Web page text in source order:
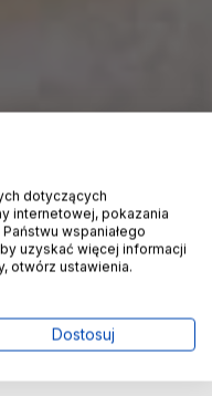
dotyczących
internetowej, pokazania
wspaniałego
uzyskać więcej informacji
otwórz ustawienia.
Dostosuj